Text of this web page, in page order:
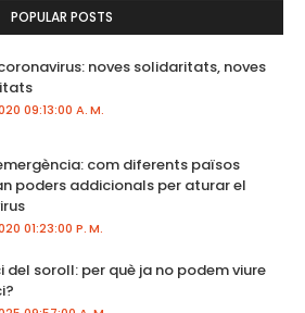
POPULAR POSTS
noves solidaritats, noves
09:13:00 A. M.
com diferents països
poders addicionals per aturar el
01:23:00 P. M.
del soroll: per què ja no podem viure